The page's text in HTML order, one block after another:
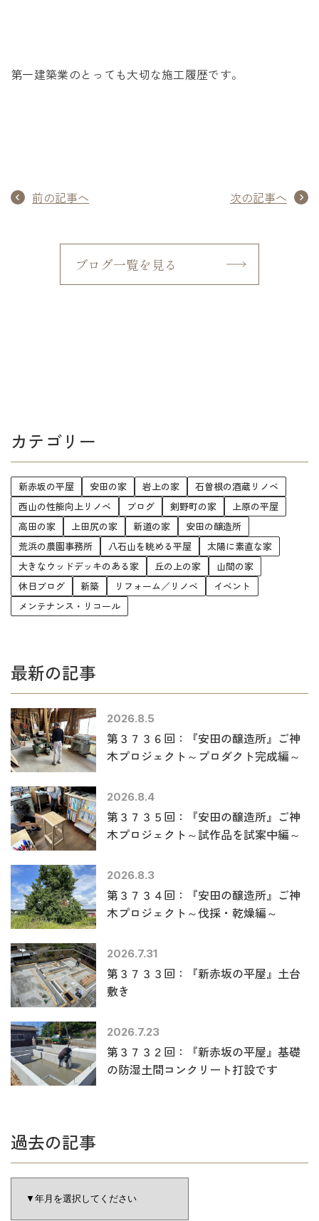
第一建築業のとっても大切な施工履歴です。
前の記事へ 次の記事へ
ブログ一覧を見る
カテゴリー
新赤坂の平屋 安田の家 岩上の家
石曽根の酒蔵リノベ
西山の性能向上リノベ
ブログ 剣野町の家
上原の平屋
高田の家
上田尻の家 新道の家
安田の醸造所
荒浜の農園事務所
八石山を眺める平屋
太陽に素直な家
大きなウッドデッキのある家
丘の上の家
山間の家
休日ブログ
新築 リフォーム／リノベ
イベント
メンテナンス・リコール
最新の記事
2026.8.5
第３７３６回：『安田の醸造所』ご神
木プロジェクト～プロダクト完成編～
2026.8.4
第３７３５回：『安田の醸造所』ご神
木プロジェクト～試作品を試案中編～
2026.8.3
第３７３４回：『安田の醸造所』ご神
木プロジェクト～伐採・乾燥編～
2026.7.31
第３７３３回：『新赤坂の平屋』土台
敷き
2026.7.23
第３７３２回：『新赤坂の平屋』基礎
の防湿土間コンクリート打設です
過去の記事